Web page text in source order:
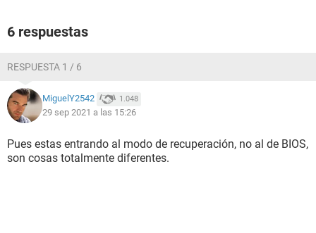
6 respuestas
RESPUESTA 1 / 6
MiguelY2542 1.048
29 sep 2021 a las 15:26
Pues estas entrando al modo de recuperación, no al de BIOS,
son cosas totalmente diferentes.